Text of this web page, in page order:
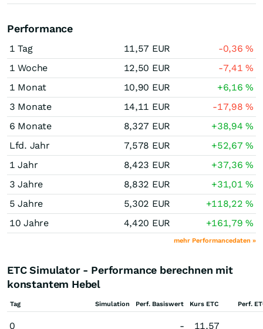
Performance
1 Tag 11,57 EUR -0,36%
1 Woche
12,50 EUR -7,41%
1 Monat
10,90 EUR +6,16%
3 Monate
14,11 EUR -17,98%
6 Monate
8,327 EUR +38,94%
Lfd. Jahr
7,578 EUR +52,67%
1 Jahr
8,423 EUR +37,36%
3 Jahre
8,832 EUR +31,01%
5 Jahre
5,302 EUR +118,22%
10 Jahre
4,420 EUR +161,79%
mehr Performancedaten »
ETC Simulator - Performance berechnen mit
konstantem Hebel
Tag Simulation Perf. Basiswert Kurs ETC Perf.
0 - 11,57